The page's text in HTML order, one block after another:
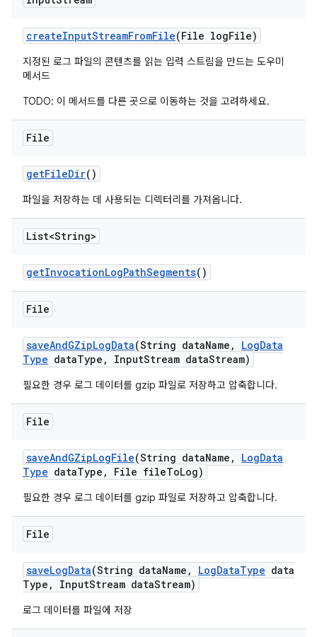
createInputStreamFromFile(File logFile)
지정된 로그 파일의 콘텐츠를 읽는 입력 스트림을 만드는 도우미
메서드
TODO: 이 메서드를 다른 곳으로 이동하는 것을 고려하세요.
File
getFileDir()
파일을 저장하는 데 사용되는 디렉터리를 가져옵니다.
List<String>
getInvocationLogPathSegments()
File
saveAndGZipLogData(String dataName , LogData
Type dataType , InputStream dataStream)
필요한 경우 로그 데이터를 gzip 파일로 저장하고 압축합니다.
File
saveAndGZipLogFile(String dataName , LogData
Type dataType , File fileToLog)
필요한 경우 로그 데이터를 gzip 파일로 저장하고 압축합니다.
File
saveLogData(String dataName , LogDataType data
Type , InputStream dataStream)
로그 데이터를 파일에 저장